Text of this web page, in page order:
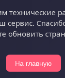
технические
сервис.
обновить
На главную